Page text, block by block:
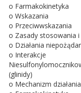
o Farmakokinetyka
o Wskazania
o Przeciwwskazania
o Zasady stosowania
o Działania
o Interakcje
(glinidy)
o Mechanizm działania